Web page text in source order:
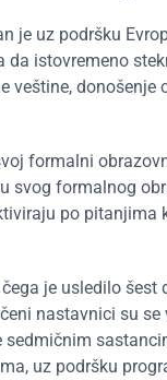
je uz podršku
istovremeno
veštine, donošenje
formalni
svog formalnog
po pitanjima
je usledilo šest
nastavnici su se
sedmičnim
uz podršku